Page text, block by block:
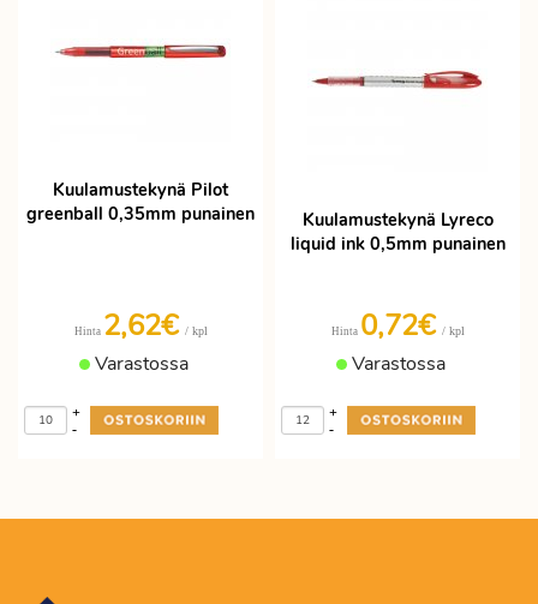
Kuulamustekynä Pilot
greenball 0,35mm punainen
Hinta 2,62€ / kpl
Varastossa
-
+
Kuulamustekynä Lyreco
liquid ink 0,5mm punainen
Hinta 0,72€ / kpl
Varastossa
-
+